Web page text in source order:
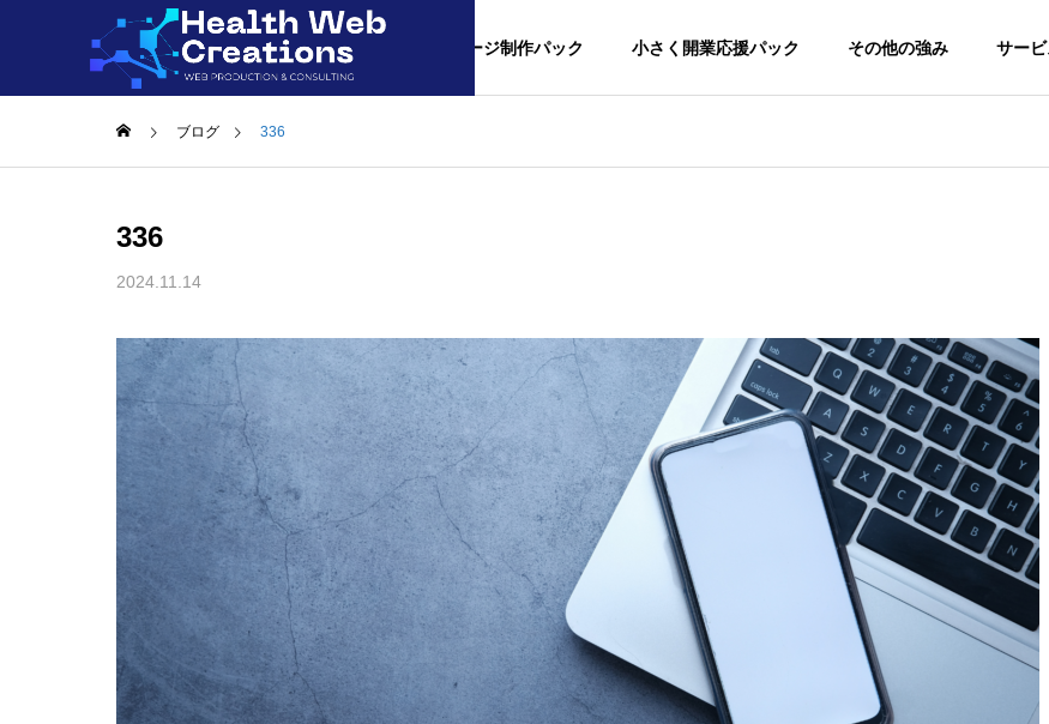
合理的ホームぺージ制作パック 小さく開業応援パック その他の強み サー
事業内容
比較/相場
よかった。と言ってもらえるように。
接骨院/整体院-デモサイ
サービス内容
ホームぺージ制作
ブログ 336
336
2024.11.14